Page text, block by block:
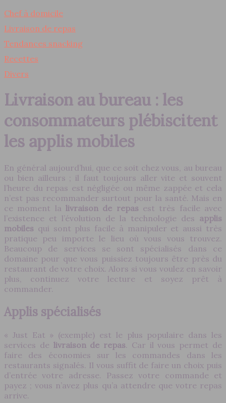
Chef à domicile
Livraison de repas
Tendances snacking
Recettes
Divers
Livraison au bureau : les
consommateurs plébiscitent
les applis mobiles
En général aujourd’hui, que ce soit chez vous, au bureau
ou bien ailleurs ; il faut toujours aller vite et souvent
l’heure du repas est négligée ou même zappée et cela
n’est pas recommander surtout pour la santé. Mais en
ce moment la livraison de repas est très facile avec
l’existence et l’évolution de la technologie des applis
mobiles qui sont plus facile à manipuler et aussi très
pratique peu importe le lieu où vous vous trouvez.
Beaucoup de services se sont spécialisés dans ce
domaine pour que vous puissiez toujours être près du
restaurant de votre choix. Alors si vous voulez en savoir
plus, continuez votre lecture et soyez prêt à
commander.
Applis spécialisés
« Just Eat » (exemple) est le plus populaire dans les
services de livraison de repas. Car il vous permet de
faire des économies sur les commandes dans les
restaurants signalés. Il vous suffit de faire un choix puis
d’entrée votre adresse. Passez votre commande et
payez ; vous n’avez plus qu’a attendre que votre repas
arrive.